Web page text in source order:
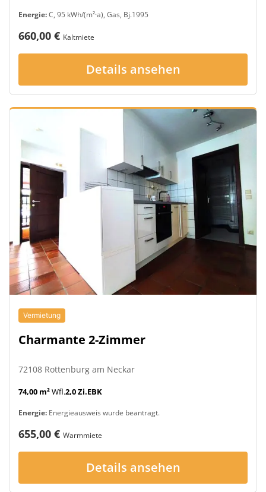
Energie:C, 95 kWh/(m²·a), Gas, Bj.1995
660,00 € Kaltmiete
Details ansehen
Vermietung
Charmante 2-Zimmer
72108 Rottenburg am Neckar
74,00 m²Wfl.2,0 Zi.EBK
Energie: Energieausweis wurde beantragt.
655,00 € Warmmiete
Details ansehen